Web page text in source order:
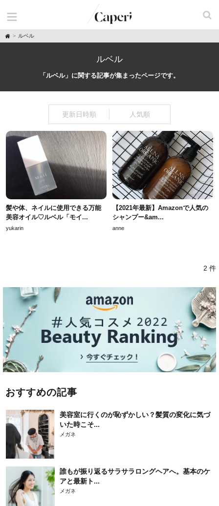
H
o
ルベル
ルベル
「ルベル」に関する記事が集まったページです。
更新日時順 人気順
髪や体、ネイルに使用できる万能
美容オイル♡ルベル「モイ...
yukarin
【2021年最新】Amazonで人気の
シャンプー&am...
anne
2 件
おすすめの記事
美容室に行くのが恥ずかしい？髪質の変化に気づ
いた時こそ...
メガネ
誰もが振り返るサラサラロングヘアへ。基本のケ
アと最新ト...
メガネ